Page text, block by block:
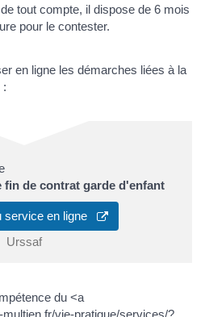
tout compte, il dispose de 6 mois
pour le contester.
en ligne les démarches liées à la
:
fin de contrat garde d'enfant
service en ligne
Urssaf
du <a
vie-pratique/services/?